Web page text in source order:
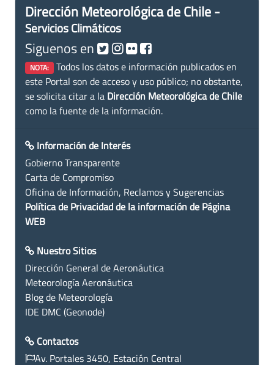
Dirección Meteorológica de Chile -
Servicios Climáticos
Siguenos en
NOTA: Todos los datos e información publicados en
este Portal son de acceso y uso público; no obstante,
se solicita citar a la Dirección Meteorológica de Chile
como la fuente de la información.
Información de Interés
Gobierno Transparente
Carta de Compromiso
Oficina de Información, Reclamos y Sugerencias
Política de Privacidad de la información de Página
WEB
Nuestro Sitios
Dirección General de Aeronáutica
Meteorología Aeronáutica
Blog de Meteorología
IDE DMC (Geonode)
Contactos
Av. Portales 3450, Estación Central